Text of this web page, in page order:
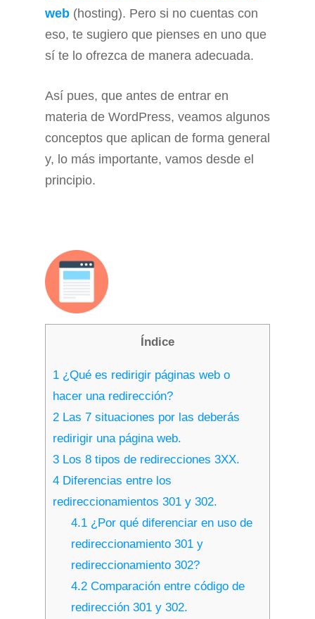
web (hosting). Pero si no cuentas con
eso, te sugiero que pienses en uno que
sí te lo ofrezca de manera adecuada.
Así pues, que antes de entrar en
materia de WordPress, veamos algunos
conceptos que aplican de forma general
y, lo más importante, vamos desde el
principio.
Índice
1 ¿Qué es redirigir páginas web o
hacer una redirección?
2 Las 7 situaciones por las deberás
redirigir una página web.
3 Los 8 tipos de redirecciones 3XX.
4 Diferencias entre los
redireccionamientos 301 y 302.
4.1¿Por qué diferenciar en uso de
redireccionamiento 301 y
redireccionamiento 302?
4.2Comparación entre código de
redirección 301 y 302.